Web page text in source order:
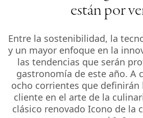
están por
Entre la sostenibilidad, la
y un mayor enfoque en la
las tendencias que serán
gastronomía de este año. A
ocho corrientes que definirán
cliente en el arte de la
clásico renovado Icono de la